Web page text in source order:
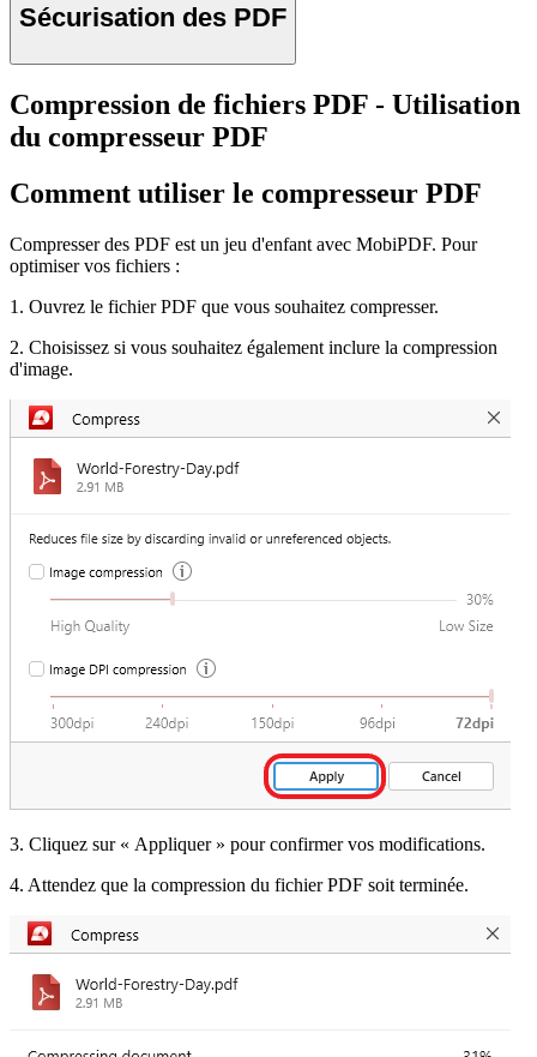
Sécurisation des PDF
Compression de fichiers PDF - Utilisation
du compresseur PDF
Comment utiliser le compresseur PDF
Compresser des PDF est un jeu d'enfant avec MobiPDF. Pour
optimiser vos fichiers :
1. Ouvrez le fichier PDF que vous souhaitez compresser.
2. Choisissez si vous souhaitez également inclure la compression
d'image.
3. Cliquez sur « Appliquer » pour confirmer vos modifications.
4. Attendez que la compression du fichier PDF soit terminée.